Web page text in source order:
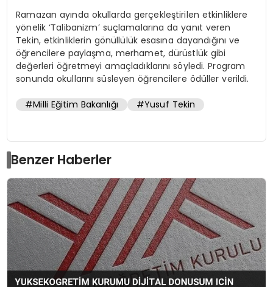
Ramazan ayında okullarda gerçekleştirilen etkinliklere
yönelik ‘Talibanizm’ suçlamalarına da yanıt veren
Tekin, etkinliklerin gönüllülük esasına dayandığını ve
öğrencilere paylaşma, merhamet, dürüstlük gibi
değerleri öğretmeyi amaçladıklarını söyledi. Program
sonunda okullarını süsleyen öğrencilere ödüller verildi.
#Milli Eğitim Bakanlığı #Yusuf Tekin
Benzer Haberler